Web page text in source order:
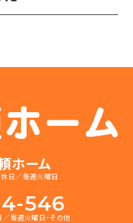
ホーム
日／毎週火曜日
546
毎週火曜日・その他